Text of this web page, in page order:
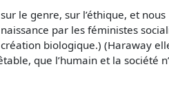
le genre, sur l’éthique, et nous
par les féministes
biologique.) (Haraway
que l’humain et la société